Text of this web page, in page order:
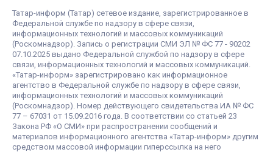
Татар-информ (Татар) сетевое издание, зарегистрированное в
Федеральной службе по надзору в сфере связи,
информационных технологий и массовых коммуникаций
(Роскомнадзор). Запись о регистрации СМИ ЭЛ № ФС 77 - 90202
07.10.2025 выдано Федеральной службой по надзору в сфере
связи, информационных технологий и массовых коммуникаций.
«Татар-информ» зарегистрировано как информационное
агентство в Федеральной службе по надзору в сфере связи,
информационных технологий и массовых коммуникаций
(Роскомнадзор). Номер действующего свидетельства ИА № ФС
77 – 67031 от 15.09.2016 года. В соответствии со статьей 23
Закона РФ «О СМИ» при распространении сообщений и
материалов информационного агентства «Татар-информ» другим
средством массовой информации гиперссылка на него